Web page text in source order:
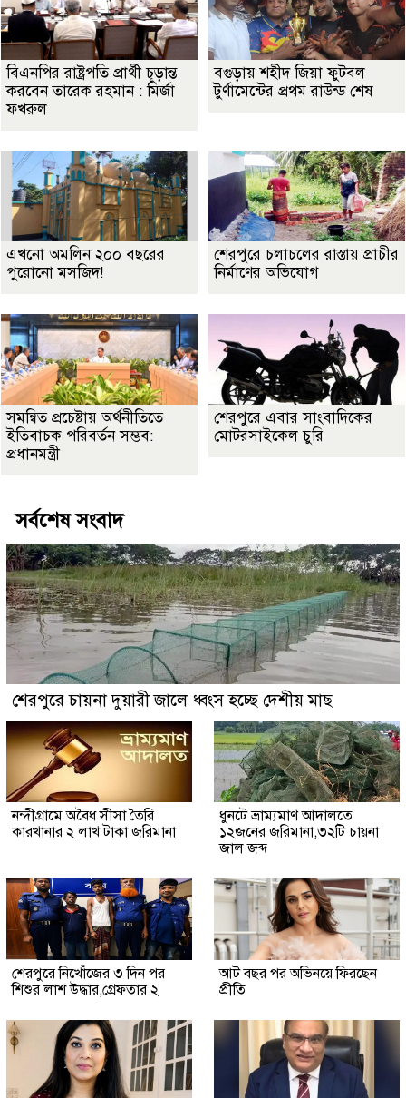
বিএনপির রাষ্ট্রপতি প্রার্থী চূড়ান্ত
করবেন তারেক রহমান : মির্জা
ফখরুল
বগুড়ায় শহীদ জিয়া ফুটবল
টুর্ণামেন্টের প্রথম রাউন্ড শেষ
এখনো অমলিন ২০০ বছরের
পুরোনো মসজিদ!
শেরপুরে চলাচলের রাস্তায় প্রাচীর
নির্মাণের অভিযোগ
সমন্বিত প্রচেষ্টায় অর্থনীতিতে
ইতিবাচক পরিবর্তন সম্ভব:
প্রধানমন্ত্রী
শেরপুরে এবার সাংবাদিকের
মোটরসাইকেল চুরি
সর্বশেষ সংবাদ
শেরপুরে চায়না দুয়ারী জালে ধ্বংস হচ্ছে দেশীয় মাছ
নন্দীগ্রামে অবৈধ সীসা তৈরি
কারখানার ২ লাখ টাকা জরিমানা
ধুনটে ভ্রাম্যমাণ আদালতে
১২জনের জরিমানা,৩২টি চায়না
জাল জব্দ
শেরপুরে নিখোঁজের ৩ দিন পর
শিশুর লাশ উদ্ধার,গ্রেফতার ২
আট বছর পর অভিনয়ে ফিরছেন
প্রীতি